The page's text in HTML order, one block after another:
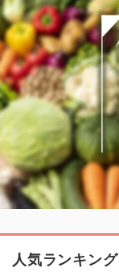
人気ランキング